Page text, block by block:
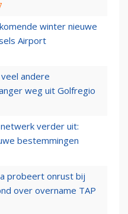
winter nieuwe
Airport
andere
weg uit Golfregio
verder uit:
bestemmingen
probeert onrust bij
over overname TAP